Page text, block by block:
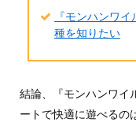
『モンハンワ
種を知りたい
結論、『モンハンワイ
ートで快適に遊べるの